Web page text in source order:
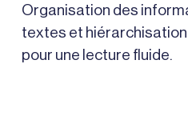
Organisation des
textes et
pour une lecture fluide.